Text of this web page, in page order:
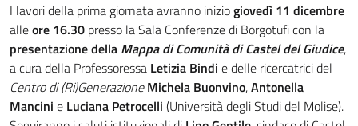
I lavori della prima giornata avranno iniziogiovedì 11 dicembre
alleore 16.30 presso la Sala Conferenze di Borgotufi con la
presentazione della Mappa di Comunità di Castel del Giudice,
a cura della Professoressa Letizia Bindi e delle ricercatrici del
Centro di (Ri)Generazione Michela Buonvino,Antonella
Mancini e Luciana Petrocelli (Università degli Studi del Molise).